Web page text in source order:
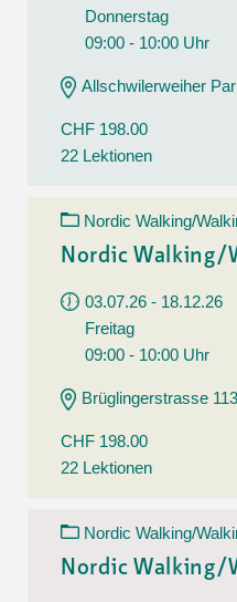
Donnerstag
09:00 - 10:00 Uhr
Allschwilerweiher
CHF 198.00
22 Lektionen
Nordic Walking/
Nordic Walking/
03.07.26 - 18.12.26
Freitag
09:00 - 10:00 Uhr
Brüglingerstrasse
CHF 198.00
22 Lektionen
Nordic Walking/
Nordic Walking/